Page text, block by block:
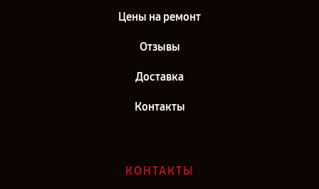
Цены на ремонт
Отзывы
Доставка
Контакты
КОНТАКТЫ